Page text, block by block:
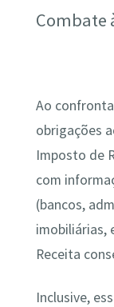
Combate
Ao
obrigações
Imposto de
com
(bancos,
imobiliárias,
Receita
Inclusive,